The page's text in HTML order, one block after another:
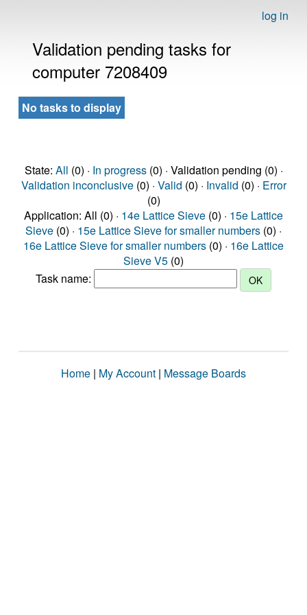
log in
Validation pending tasks for
computer 7208409
No tasks to display
State: All (0) · In progress(0) · Validation pending (0) ·
Validation inconclusive(0) · Valid (0) · Invalid (0) · Error
(0)
Application: All (0) · 14e Lattice Sieve (0) · 15e Lattice
Sieve (0) · 15e Lattice Sieve for smaller numbers (0) ·
16e Lattice Sieve for smaller numbers (0) · 16e Lattice
Sieve V5 (0)
Task name:
Home | My Account | Message Boards